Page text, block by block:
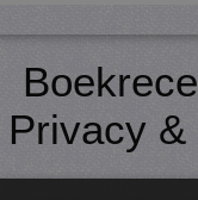
Privacy